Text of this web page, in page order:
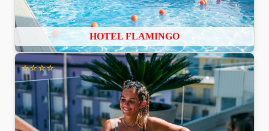
HOTEL FLAMINGO
⭐⭐⭐⭐